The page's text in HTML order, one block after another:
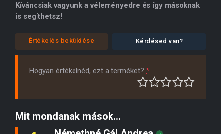
Kíváncsiak vagyunk a véleményedre és így másoknak
is segíthetsz!
Értékelés beküldése Kérdésed van?
Hogyan értékelnéd, ezt a terméket? *
Mit mondanak mások...